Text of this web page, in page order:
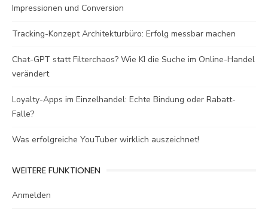
Impressionen und Conversion
Tracking-Konzept Architekturbüro: Erfolg messbar machen
Chat-GPT statt Filterchaos? Wie KI die Suche im Online-Handel
verändert
Loyalty-Apps im Einzelhandel: Echte Bindung oder Rabatt-
Falle?
Was erfolgreiche YouTuber wirklich auszeichnet!
WEITERE FUNKTIONEN
Anmelden